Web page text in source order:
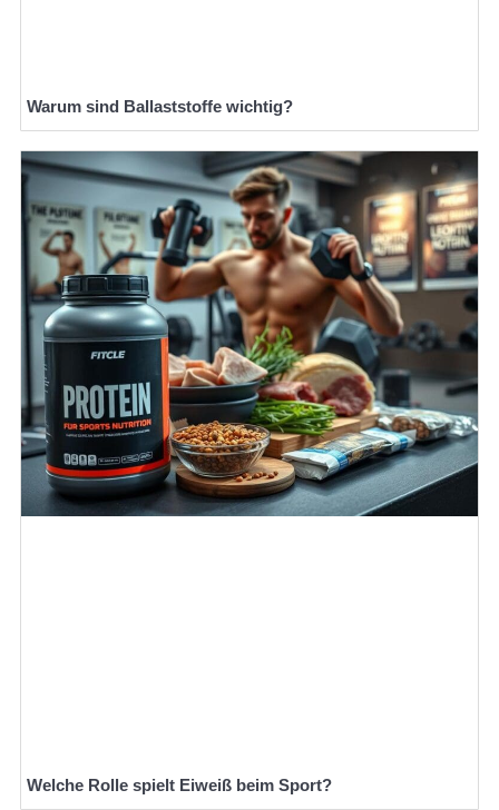
Warum sind Ballaststoffe wichtig?
Welche Rolle spielt Eiweiß beim Sport?